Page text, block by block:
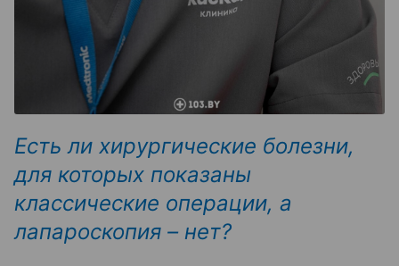
Есть ли хирургические болезни,
для которых показаны
классические операции, а
лапароскопия – нет?